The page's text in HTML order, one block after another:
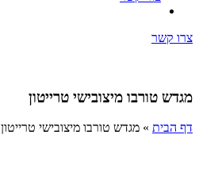
צרו קשר
מגדש טורבו מיצובישי טרייטון
דף הבית » מגדש טורבו מיצובישי טרייטון